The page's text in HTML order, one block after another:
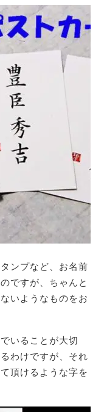
ンプなど、お名前
ですが、ちゃんと
いようなものをお
いることが大切
わけですが、それ
頂けるような字を